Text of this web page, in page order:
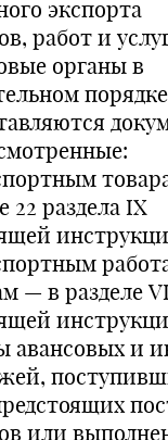
экспорта
работ и
органы в
порядке
22 раздела IX
— в разделе
авансовых и
или